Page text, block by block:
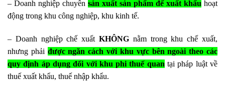
– Doanh nghiệp chuyên sản xuất sản phẩm để xuất khẩu hoạt
động trong khu công nghiệp, khu kinh tế.
– Doanh nghiệp chế xuất KHÔNG nằm trong khu chế xuất,
nhưng phải được ngăn cách với khu vực bên ngoài theo các
quy định áp dụng đối với khu phi thuế quan tại pháp luật về
thuế xuất khẩu, thuế nhập khẩu.